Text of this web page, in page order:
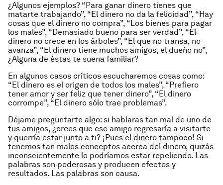
¿Algunos ejemplos? “Para ganar dinero tienes que
matarte trabajando”, “El dinero no da la felicidad”, “Hay
cosas que el dinero no compra”, “Los bienes para pagar
los males”, “Demasiado bueno para ser verdad”, “El
dinero no crece en los árboles”, “El que no transa, no
avanza”, “El dinero tiene muchos amigos, el dueño no”,
¿Alguna de éstas te suena familiar?
En algunos casos críticos escucharemos cosas como:
“El dinero es el origen de todos los males”, “Prefiero
tener amor y ser feliz que tener dinero”, “El dinero
corrompe”, “El dinero sólo trae problemas”.
Déjame preguntarte algo: si hablaras tan mal de uno de
tus amigos, ¿crees que ese amigo regresaría a visitarte
y querría estar junto a ti? ¡Pues el dinero tampoco! Si
tenemos tan malos conceptos acerca del dinero, quizás
inconscientemente lo podríamos estar repeliendo. Las
palabras son poderosas y producen efectos y
resultados. Las palabras son causa.